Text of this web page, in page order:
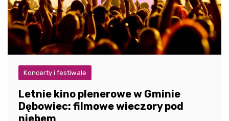
Koncerty i festiwale
Letnie kino plenerowe w Gminie
Dębowiec: filmowe wieczory pod
niebem